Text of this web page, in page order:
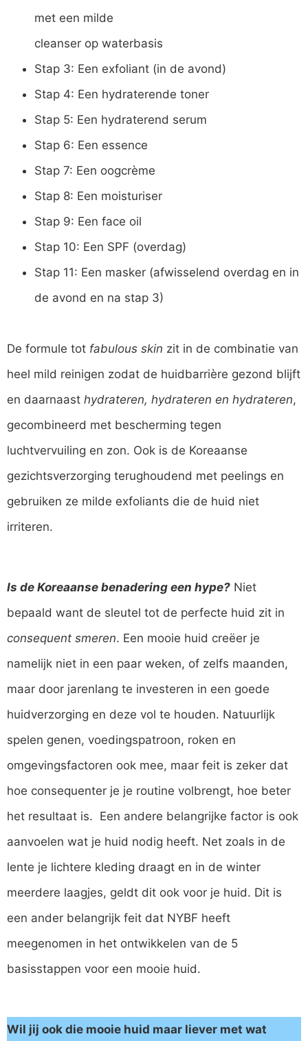
met een milde
cleanser op waterbasis
Stap 3: Een exfoliant (in de avond)
Stap 4: Een hydraterende toner
Stap 5: Een hydraterend serum
Stap 6: Een essence
Stap 7: Een oogcrème
Stap 8: Een moisturiser
Stap 9: Een face oil
Stap 10: Een SPF (overdag)
Stap 11: Een masker (afwisselend overdag en in
de avond en na stap 3)
De formule tot fabulous skin zit in de combinatie van
heel mild reinigen zodat de huidbarrière gezond blijft
en daarnaast hydrateren, hydrateren en hydrateren,
gecombineerd met bescherming tegen
luchtvervuiling en zon. Ook is de Koreaanse
gezichtsverzorging terughoudend met peelings en
gebruiken ze milde exfoliants die de huid niet
irriteren.
Is de Koreaanse benadering een hype? Niet
bepaald want de sleutel tot de perfecte huid zit in
consequent smeren. Een mooie huid creëer je
namelijk niet in een paar weken, of zelfs maanden,
maar door jarenlang te investeren in een goede
huidverzorging en deze vol te houden. Natuurlijk
spelen genen, voedingspatroon, roken en
omgevingsfactoren ook mee, maar feit is zeker dat
hoe consequenter je je routine volbrengt, hoe beter
het resultaat is. Een andere belangrijke factor is ook
aanvoelen wat je huid nodig heeft. Net zoals in de
lente je lichtere kleding draagt en in de winter
meerdere laagjes, geldt dit ook voor je huid. Dit is
een ander belangrijk feit dat NYBF heeft
meegenomen in het ontwikkelen van de 5
basisstappen voor een mooie huid.
Wil jij ook die mooie huid maar liever met wat